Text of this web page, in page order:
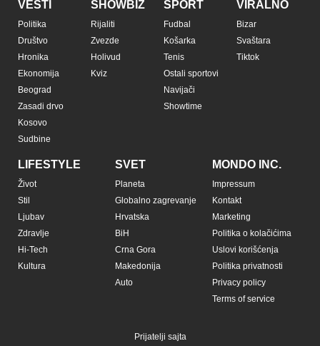
VESTI
Politika
Društvo
Hronika
Ekonomija
Beograd
Zasadi drvo
Kosovo
Sudbine
SHOWBIZ
Rijaliti
Zvezde
Holivud
Kviz
SPORT
Fudbal
Košarka
Tenis
Ostali sportovi
Navijači
Showtime
VIRALNO
Bizar
Svaštara
Tiktok
LIFESTYLE
Život
Stil
Ljubav
Zdravlje
Hi-Tech
Kultura
SVET
Planeta
Globalno zagrevanje
Hrvatska
BiH
Crna Gora
Makedonija
Auto
MONDO INC.
Impressum
Kontakt
Marketing
Politika o kolačićima
Uslovi korišćenja
Politika privatnosti
Privacy policy
Terms of service
Prijatelji sajta